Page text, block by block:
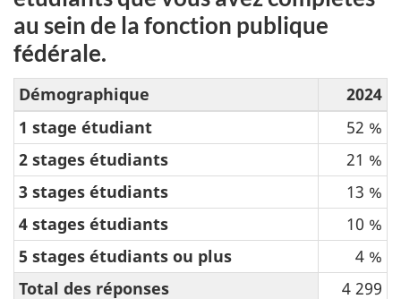
au sein de la fonction publique
fédérale.
Démographique
2024
1 stage étudiant
52 %
2 stages étudiants
21 %
3 stages étudiants
13 %
4 stages étudiants
10 %
5 stages étudiants ou plus
4 %
Total des réponses
4 299